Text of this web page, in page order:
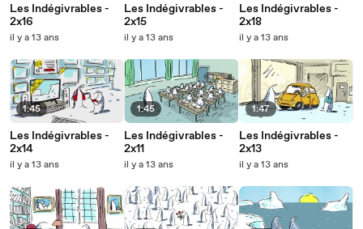
Les Indégivrables -
2x16
il y a 13 ans
1:45
Les Indégivrables -
2x14
il y a 13 ans
Les Indégivrables -
2x15
il y a 13 ans
1:45
Les Indégivrables -
2x11
il y a 13 ans
Les Indégivrables -
2x18
il y a 13 ans
1:47
Les Indégivrables -
2x13
il y a 13 ans